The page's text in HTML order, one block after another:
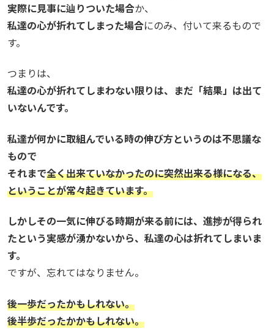
実際に見事に辿りついた場合か、
私達の心が折れてしまった場合にのみ、付いて来るもので
す。
つまりは、
私達の心が折れてしまわない限りは、まだ「結果」は出て
いないんです。
私達が何かに取組んでいる時の伸び方というのは不思議な
もので
それまで全く出来ていなかったのに突然出来る様になる、
ということが常々起きています。
しかしその一気に伸びる時期が来る前には、進捗が得られ
たという実感が湧かないから、私達の心は折れてしまいま
す。
ですが、忘れてはなりません。
後一歩だったかもしれない。
後半歩だったかかもしれない。